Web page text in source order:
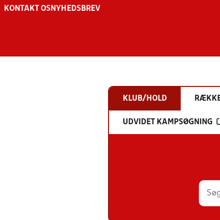
KONTAKT OS NYHEDSBREV
KLUB/HOLD
UDVIDET KAMPSØGNING